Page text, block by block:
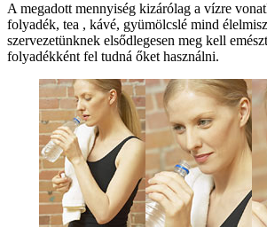
A megadott mennyiség kizárólag a vízre
folyadék, tea , kávé, gyümölcslé mind
szervezetünknek elsődlegesen meg kell
folyadékként fel tudná őket használni.